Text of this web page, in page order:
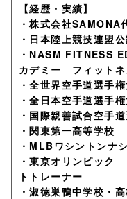
【経歴・実績】
・株式会社SAMONA
・日本陸上競技連盟
・NASM FITNESS
カデミー フィットネ
・全世界空手道選手
・全日本空手道選手
・国際親善試合空手
・関東第一高等学校
・MLBワシントンナ
・東京オリンピック
トトレーナー
・淑徳巣鴨中学校・